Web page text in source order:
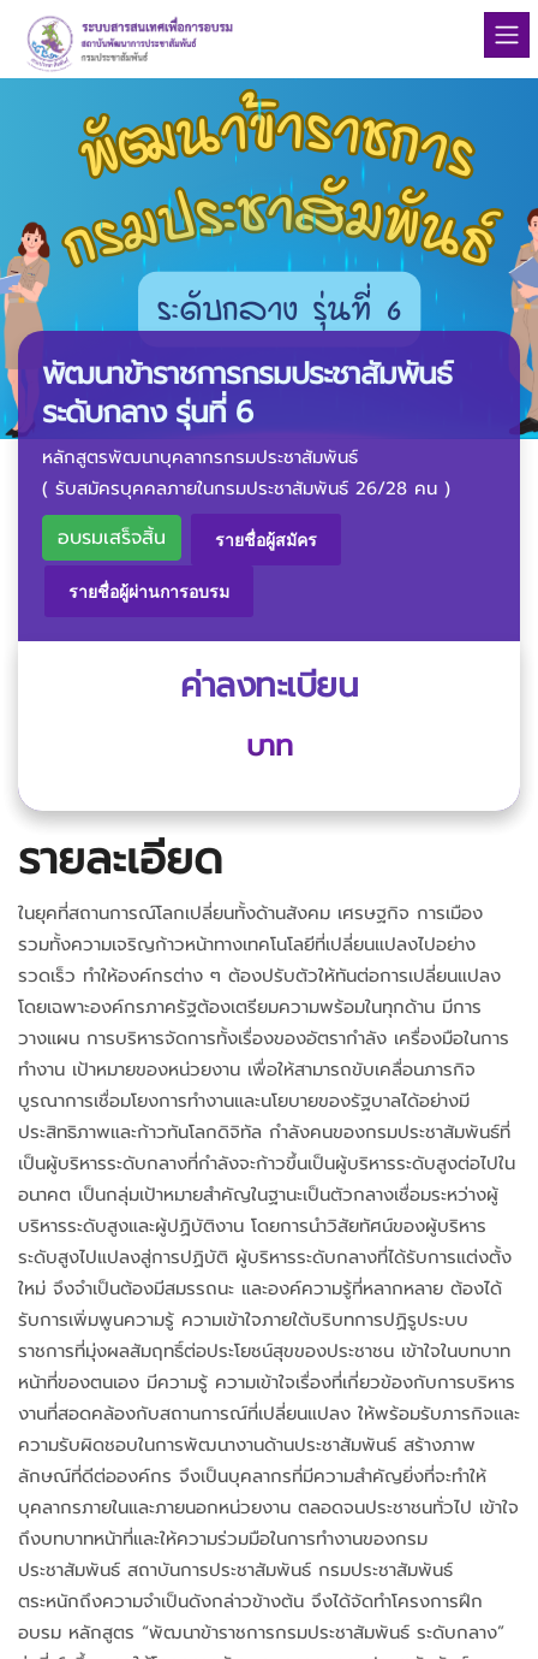
พัฒนาข้าราชการกรมประชาสัมพันธ์
ระดับกลาง รุ่นที่ 6
หลักสูตรพัฒนาบุคลากรกรมประชาสัมพันธ์
( รับสมัครบุคคลภายในกรมประชาสัมพันธ์ 26/28 คน )
อบรมเสร็จสิ้น รายชื่อผู้สมัคร
รายชื่อผู้ผ่านการอบรม
ค่าลงทะเบียน
บาท
รายละเอียด
ในยุคที่สถานการณ์โลกเปลี่ยนทั้งด้านสังคม เศรษฐกิจ การเมือง
รวมทั้งความเจริญก้าวหน้าทางเทคโนโลยีที่เปลี่ยนแปลงไปอย่าง
รวดเร็ว ทำให้องค์กรต่าง ๆ ต้องปรับตัวให้ทันต่อการเปลี่ยนแปลง
โดยเฉพาะองค์กรภาครัฐต้องเตรียมความพร้อมในทุกด้าน มีการ
วางแผน การบริหารจัดการทั้งเรื่องของอัตรากำลัง เครื่องมือในการ
ทำงาน เป้าหมายของหน่วยงาน เพื่อให้สามารถขับเคลื่อนภารกิจ
บูรณาการเชื่อมโยงการทำงานและนโยบายของรัฐบาลได้อย่างมี
ประสิทธิภาพและก้าวทันโลกดิจิทัล กำลังคนของกรมประชาสัมพันธ์ที่
เป็นผู้บริหารระดับกลางที่กำลังจะก้าวขึ้นเป็นผู้บริหารระดับสูงต่อไปใน
อนาคต เป็นกลุ่มเป้าหมายสำคัญในฐานะเป็นตัวกลางเชื่อมระหว่างผู้
บริหารระดับสูงและผู้ปฏิบัติงาน โดยการนำวิสัยทัศน์ของผู้บริหาร
ระดับสูงไปแปลงสู่การปฏิบัติ ผู้บริหารระดับกลางที่ได้รับการแต่งตั้ง
ใหม่ จึงจำเป็นต้องมีสมรรถนะ และองค์ความรู้ที่หลากหลาย ต้องได้
รับการเพิ่มพูนความรู้ ความเข้าใจภายใต้บริบทการปฏิรูประบบ
ราชการที่มุ่งผลสัมฤทธิ์ต่อประโยชน์สุขของประชาชน เข้าใจในบทบาท
หน้าที่ของตนเอง มีความรู้ ความเข้าใจเรื่องที่เกี่ยวข้องกับการบริหาร
งานที่สอดคล้องกับสถานการณ์ที่เปลี่ยนแปลง ให้พร้อมรับภารกิจและ
ความรับผิดชอบในการพัฒนางานด้านประชาสัมพันธ์ สร้างภาพ
ลักษณ์ที่ดีต่อองค์กร จึงเป็นบุคลากรที่มีความสำคัญยิ่งที่จะทำให้
บุคลากรภายในและภายนอกหน่วยงาน ตลอดจนประชาชนทั่วไป เข้าใจ
ถึงบทบาทหน้าที่และให้ความร่วมมือในการทำงานของกรม
ประชาสัมพันธ์ สถาบันการประชาสัมพันธ์ กรมประชาสัมพันธ์
ตระหนักถึงความจำเป็นดังกล่าวข้างต้น จึงได้จัดทำโครงการฝึก
อบรม หลักสูตร “พัฒนาข้าราชการกรมประชาสัมพันธ์ ระดับกลาง”